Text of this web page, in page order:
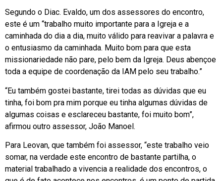
Segundo o Diac. Evaldo, um dos assessores do encontro,
este é um “trabalho muito importante para a Igreja e a
caminhada do dia a dia, muito válido para reavivar a palavra e
o entusiasmo da caminhada. Muito bom para que esta
missionariedade não pare, pelo bem da Igreja. Deus abençoe
toda a equipe de coordenação da IAM pelo seu trabalho.”
“Eu também gostei bastante, tirei todas as dúvidas que eu
tinha, foi bom pra mim porque eu tinha algumas dúvidas de
algumas coisas e esclareceu bastante, foi muito bom”,
afirmou outro assessor, João Manoel.
Para Leovan, que também foi assessor, “este trabalho veio
somar, na verdade este encontro de bastante partilha, o
material trabalhado a vivencia a realidade dos encontros, o